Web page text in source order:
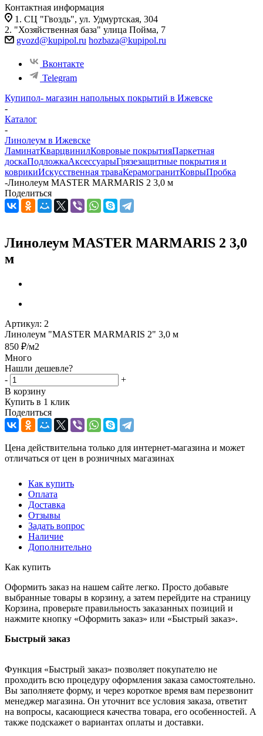
Контактная информация
1. СЦ "Гвоздь", ул. Удмуртская, 304
2. "Хозяйственная база" улица Пойма, 7
gvozd@kupipol.ru hozbaza@kupipol.ru
Вконтакте
Telegram
Купипол- магазин напольных покрытий в Ижевске
-
Каталог
-
Линолеум в Ижевске
ЛаминатКварцвинилКовровые покрытияПаркетная
доскаПодложкаАксессуарыГрязезащитные покрытия и
коврикиИскусственная траваКерамогранитКоврыПробка
-Линолеум MASTER MARMARIS 2 3,0 м
Поделиться
Линолеум MASTER MARMARIS 2 3,0
м
Артикул: 2
Линолеум "MASTER MARMARIS 2" 3,0 м
850 ₽/м2
Много
Нашли дешевле?
-
+
В корзину
Купить в 1 клик
Поделиться
Цена действительна только для интернет-магазина и может
отличаться от цен в розничных магазинах
Как купить
Оплата
Доставка
Отзывы
Задать вопрос
Наличие
Дополнительно
Как купить
Оформить заказ на нашем сайте легко. Просто добавьте
выбранные товары в корзину, а затем перейдите на страницу
Корзина, проверьте правильность заказанных позиций и
нажмите кнопку «Оформить заказ» или «Быстрый заказ».
Быстрый заказ
Функция «Быстрый заказ» позволяет покупателю не
проходить всю процедуру оформления заказа самостоятельно.
Вы заполняете форму, и через короткое время вам перезвонит
менеджер магазина. Он уточнит все условия заказа, ответит
на вопросы, касающиеся качества товара, его особенностей. А
также подскажет о вариантах оплаты и доставки.